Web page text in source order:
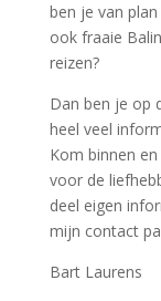
ben je van
ook fraaie
reizen?
Dan ben je op
heel veel
Kom binnen
voor de
deel eigen
mijn contact
Bart Laurens